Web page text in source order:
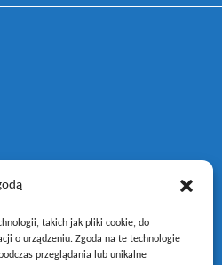
takich jak pliki cookie, do
o urządzeniu. Zgoda na te technologie
przeglądania lub unikalne